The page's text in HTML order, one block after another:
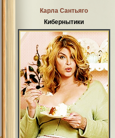
Карла Сантьяго
Кибернытики